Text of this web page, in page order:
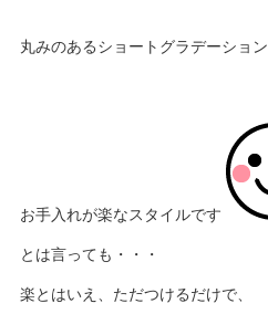
丸みのあるショートグラデーション
お手入れが楽なスタイルです
とは言っても・・・
楽とはいえ、ただつけるだけで、